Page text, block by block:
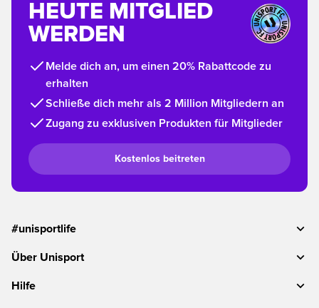
HEUTE MITGLIED
WERDEN
Melde dich an, um einen 20% Rabattcode zu
erhalten
Schließe dich mehr als 2 Million Mitgliedern an
Zugang zu exklusiven Produkten für Mitglieder
Kostenlos beitreten
#unisportlife
Über Unisport
Hilfe